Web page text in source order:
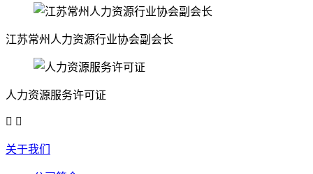
江苏常州人力资源行业协会副会长
人力资源服务许可证
 
关于我们